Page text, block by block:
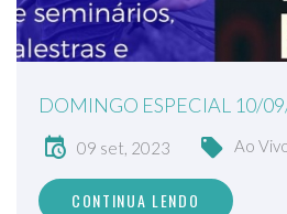
DOMINGO ESPECIAL 10/
09 set, 2023 Ao
CONTINUA LENDO